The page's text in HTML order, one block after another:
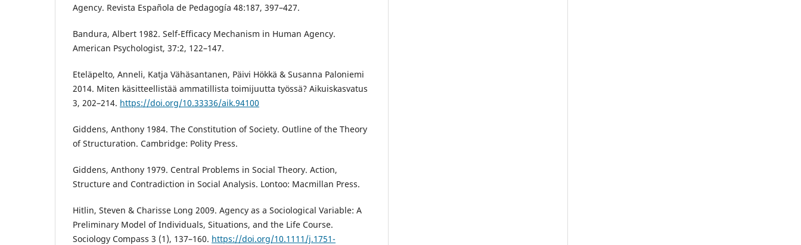
Agency. Revista Española de Pedagogía 48:187, 397–427.
Bandura, Albert 1982. Self-Efficacy Mechanism in Human Agency.
American Psychologist, 37:2, 122–147.
Eteläpelto, Anneli, Katja Vähäsantanen, Päivi Hökkä & Susanna Paloniemi
2014. Miten käsitteellistää ammatillista toimijuutta työssä? Aikuiskasvatus
3, 202–214. https://doi.org/10.33336/aik.94100
Giddens, Anthony 1984. The Constitution of Society. Outline of the Theory
of Structuration. Cambridge: Polity Press.
Giddens, Anthony 1979. Central Problems in Social Theory. Action,
Structure and Contradiction in Social Analysis. Lontoo: Macmillan Press.
Hitlin, Steven & Charisse Long 2009. Agency as a Sociological Variable: A
Preliminary Model of Individuals, Situations, and the Life Course.
Sociology Compass 3 (1), 137–160. https://doi.org/10.1111/j.1751-